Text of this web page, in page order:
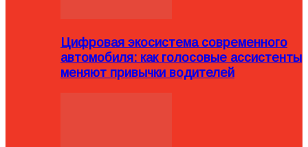
Цифровая экосистема современного
автомобиля: как голосовые ассистенты
меняют привычки водителей